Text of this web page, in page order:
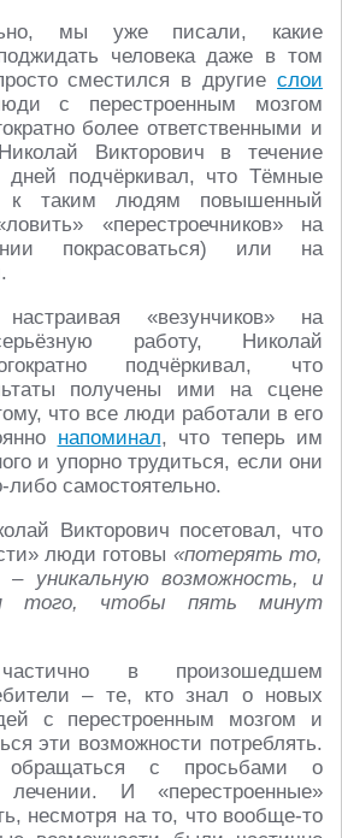
мы уже писали, какие
человека даже в том
сместился в другие слои
с перестроенным мозгом
более ответственными и
Викторович в течение
дней подчёркивал, что Тёмные
к таким людям повышенный
«перестроечников» на
покрасоваться) или на
«везунчиков» на
работу, Николай
подчёркивал, что
получены ими на сцене
что все люди работали в его
напоминал, что теперь им
и упорно трудиться, если они
либо самостоятельно.
Викторович посетовал, что
люди готовы «потерять то,
уникальную возможность, и
того, чтобы пять минут
в произошедшем
– те, кто знал о новых
с перестроенным мозгом и
эти возможности потреблять.
с просьбами о
И «перестроенные»
несмотря на то, что вообще-то